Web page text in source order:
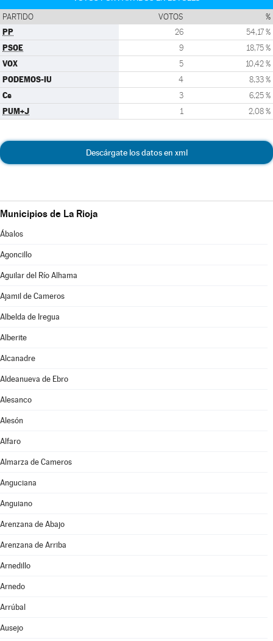
PARTIDO VOTOS %
PP 26 54,17 %
PSOE 9 18,75 %
VOX 5 10,42 %
PODEMOS-IU 4 8,33 %
Cs 3 6,25 %
PUM+J 1 2,08 %
Descárgate los datos en xml
Municipios de La Rioja
Ábalos
Agoncillo
Aguilar del Río Alhama
Ajamil de Cameros
Albelda de Iregua
Alberite
Alcanadre
Aldeanueva de Ebro
Alesanco
Alesón
Alfaro
Almarza de Cameros
Anguciana
Anguiano
Arenzana de Abajo
Arenzana de Arriba
Arnedillo
Arnedo
Arrúbal
Ausejo